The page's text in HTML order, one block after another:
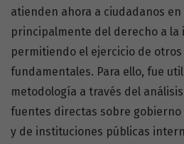
atienden ahora a ciudadanos
principalmente del derecho a la
permitiendo el ejercicio de
fundamentales. Para ello, fue
metodología a través del
fuentes directas sobre
y de instituciones públicas